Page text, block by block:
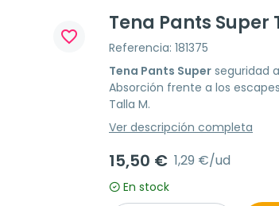
favorite_border
Tena Pants Super
Referencia: 181375
Tena Pants Super seguridad
Absorción frente a los
Talla M.
Ver descripción completa
15,50 € 1,29 €/ud
En stock